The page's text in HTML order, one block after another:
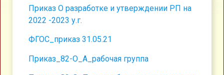
Приказ О разработке и утверждении РП на
2022 -2023 у.г.
ФГОС_приказ 31.05.21
Приказ_82-О_А_рабочая группа